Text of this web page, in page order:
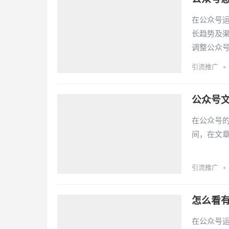
在公众号
长趋势及
调整公众
引流推广 •
公众号
在公众号
间，在文
引流推广 •
怎么看
在公众号